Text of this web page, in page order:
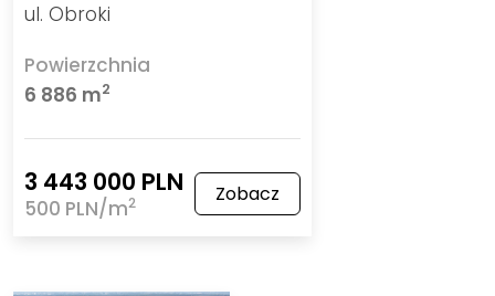
ul. Obroki
Powierzchnia
6 886 m2
3 443 000 PLN
500 PLN/m2 Zobacz